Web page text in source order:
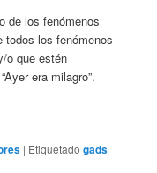
de los fenómenos
los fenómenos
o que estén
era milagro”.
| Etiquetado gads